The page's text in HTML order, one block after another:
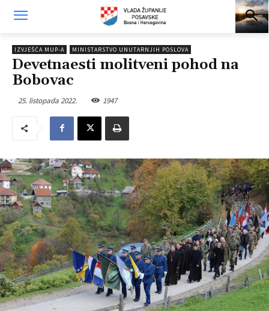
IZVJEŠĆA MUP-A MINISTARSTVO UNUTARNJIH POSLOVA
Devetnaesti molitveni pohod na
Bobovac
25. listopada 2022. 1947